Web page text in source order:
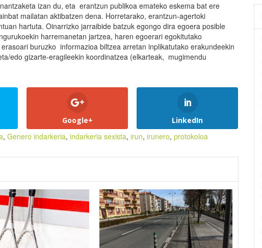
izan du, eta erantzun publikoa emateko eskema bat ere
mailatan aktibatzen dena. Horretarako, erantzun-agertoki
hartuta. Oinarrizko jarraibide batzuk egongo dira egoera posible
harremanetan jartzea, haren egoerari egokitutako
buruzko informazioa biltzea arretan inplikatutako erakundeekin
edo gizarte-eragileekin koordinatzea (elkarteak, mugimendu
Google+ LinkedIn
, Genero indarkeria, indarkeria sexista, irun, irunero, protokoloa